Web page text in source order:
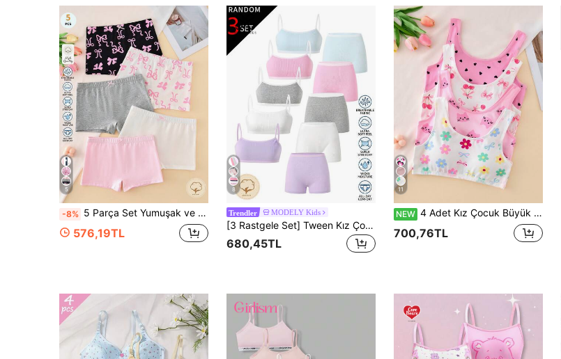
5
-8% 5 Parça Set Yumuşak ve Rahat Kız Çocuk Boyşortu
576,19TL
8
Trendler MODELY Kids
[3 Rastgele Set] Tween Kız Çocuk İçin İzlenebilir Pamuklu Çok Renkli Düz Minimalist Askılı Atlet ve Boxer Brief U
680,45TL
11
NEW 4 Adet Kız Çocuk Büyük Tween Kız Günlük Moda Çiçekli Kedi Kiraz Fiyonk Baskılı Günlük Giyilebilir Dolgulu Askılı Sütyen, Tüm Mevsimler
700,76TL